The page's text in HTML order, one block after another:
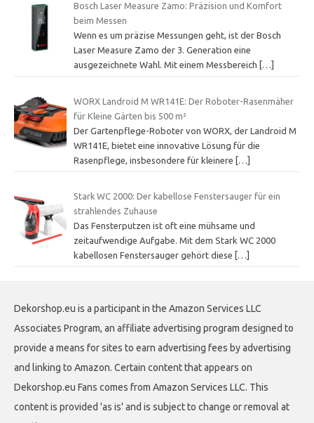
Bosch Laser Measure Zamo: Präzision und Komfort
beim Messen
Wenn es um präzise Messungen geht, ist der Bosch
Laser Measure Zamo der 3. Generation eine
ausgezeichnete Wahl. Mit einem Messbereich
[…]
WORX Landroid M WR141E: Der Roboter-Rasenmäher
für Kleine Gärten bis 500 m²
Der Gartenpflege-Roboter von WORX, der Landroid M
WR141E, bietet eine innovative Lösung für die
Rasenpflege, insbesondere für kleinere […]
Stark WC 2000: Der kabellose Fenstersauger für ein
strahlendes Zuhause
Das Fensterputzen ist oft eine mühsame und
zeitaufwendige Aufgabe. Mit dem Stark WC 2000
kabellosen Fenstersauger gehört diese
[…]
Dekorshop.eu is a participant in the Amazon Services LLC
Associates Program, an affiliate advertising program designed to
provide a means for sites to earn advertising fees by advertising
and linking to Amazon. Certain content that appears on
Dekorshop.eu Fans comes from Amazon Services LLC. This
content is provided 'as is' and is subject to change or removal at